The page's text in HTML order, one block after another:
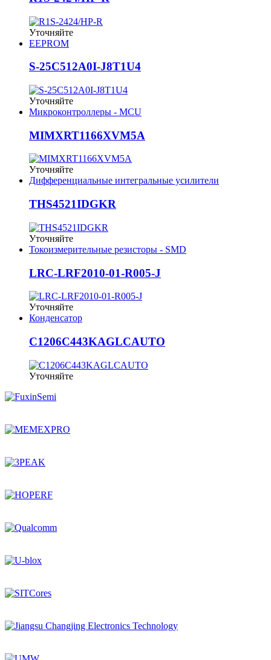
Уточняйте
EEPROM
S-25C512A0I-J8T1U4
Уточняйте
Микроконтроллеры - MCU
MIMXRT1166XVM5A
Уточняйте
Дифференциальные интегральные усилители
THS4521IDGKR
Уточняйте
Токоизмерительные резисторы - SMD
LRC-LRF2010-01-R005-J
Уточняйте
Конденсатор
C1206C443KAGLCAUTO
Уточняйте